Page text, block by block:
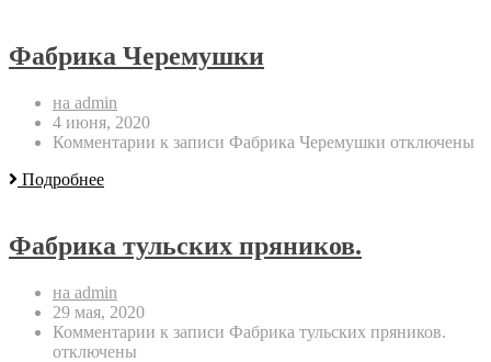
Фабрика Черемушки
на admin
4 июня, 2020
Комментарии к записи Фабрика Черемушки отключены
Подробнее
Фабрика тульских пряников.
на admin
29 мая, 2020
Комментарии к записи Фабрика тульских пряников.
отключены